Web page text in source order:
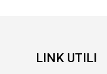
LINK UTILI